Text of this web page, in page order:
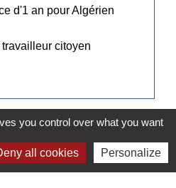
d'1 an pour Algérien
citoyen
informations personnalisées
you control over what you want
all cookies Personalize